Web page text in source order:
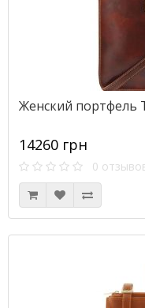
Женский портфель
14260 грн
0